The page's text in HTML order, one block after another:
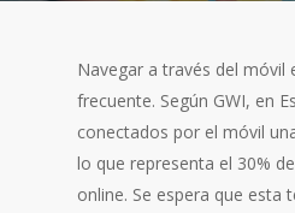
Navegar a través del móvil
frecuente. Según GWI, en
conectados por el móvil
lo que representa el 30%
online. Se espera que esta